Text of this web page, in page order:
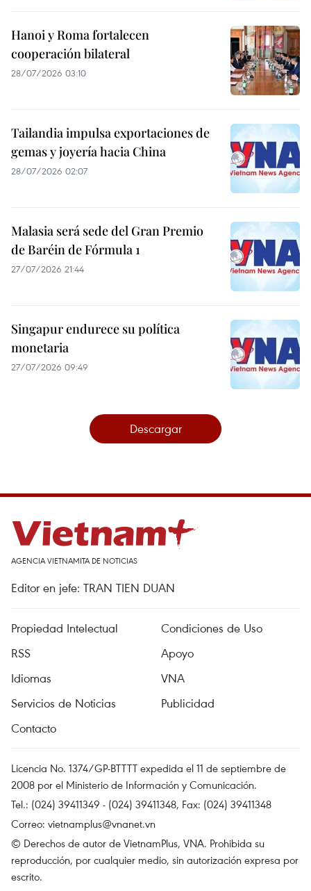
Hanoi y Roma fortalecen
cooperación bilateral
28/07/2026 03:10
Tailandia impulsa exportaciones de
gemas y joyería hacia China
28/07/2026 02:07
Malasia será sede del Gran Premio
de Baréin de Fórmula 1
27/07/2026 21:44
Singapur endurece su política
monetaria
27/07/2026 09:49
Descargar
AGENCIA VIETNAMITA DE NOTICIAS
Editor en jefe: TRAN TIEN DUAN
Propiedad Intelectual
Condiciones de Uso
RSS
Apoyo
Idiomas
VNA
Servicios de Noticias
Publicidad
Contacto
Licencia No. 1374/GP-BTTTT expedida el 11 de septiembre de
2008 por el Ministerio de Información y Comunicación.
Tel.: (024) 39411349 - (024) 39411348, Fax: (024) 39411348
Correo: vietnamplus@vnanet.vn
© Derechos de autor de VietnamPlus, VNA. Prohibida su
reproducción, por cualquier medio, sin autorización expresa por
escrito.